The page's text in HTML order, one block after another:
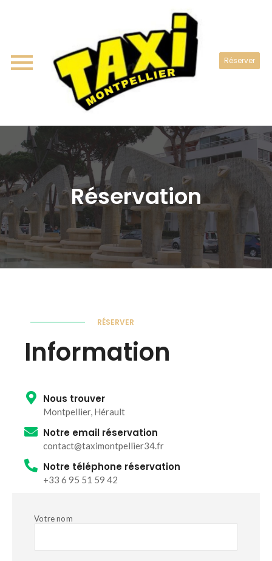
Réserver
Réservation
RÉSERVER
Information
Nous trouver
Montpellier, Hérault
Notre email réservation
contact@taximontpellier34.fr
Notre téléphone réservation
+33 6 95 51 59 42
Votre nom